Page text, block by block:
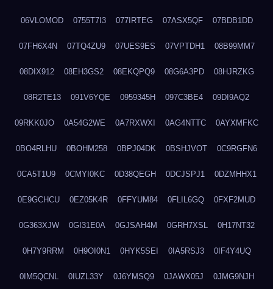
06VLOMOD 0755T7I3 077IRTEG 07ASX5QF 07BDB1DD
07FH6X4N 07TQ4ZU9 07UES9ES 07VPTDH1 08B99MM7
08DIX912 08EH3GS2 08EKQPQ9 08G6A3PD 08HJRZKG
08R2TE13 091V6YQE 0959345H 097C3BE4 09DI9AQ2
09RKK0JO 0A54G2WE 0A7RXWXI 0AG4NTTC 0AYXMFKC
0BO4RLHU 0BOHM258 0BPJ04DK 0BSHJVOT 0C9RGFN6
0CA5T1U9 0CMYI0KC 0D38QEGH 0DCJSPJ1 0DZMHHX1
0E9GCHCU 0EZ05K4R 0FFYUM84 0FLIL6GQ 0FXF2MUD
0G363XJW 0GI31E0A 0GJSAH4M 0GRH7XSL 0H17NT32
0H7Y9RRM 0H9OI0N1 0HYK5SEI 0IA5RSJ3 0IF4Y4UQ
0IM5QCNL 0IUZL33Y 0J6YMSQ9 0JAWX05J 0JMG9NJH